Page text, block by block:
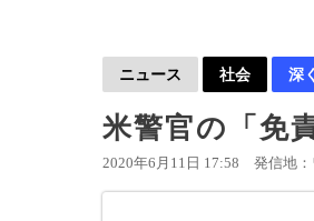
ニュース 社会 深
米警官の「免
2020年6月11日 17:58 発信地